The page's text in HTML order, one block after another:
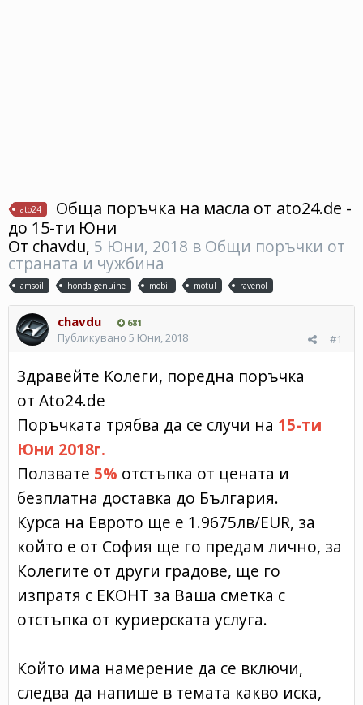
ato24
Обща поръчка на масла от ato24.de -
до 15-ти Юни
От chavdu, 5 Юни, 2018 в Общи поръчки от
страната и чужбина
amsoil honda genuine mobil motul ravenol
chavdu 681
#1
Публикувано 5 Юни, 2018
Здравейте Kолеги, поредна поръчка
от Ato24.de
Поръчката трябва да се случи на 15-ти
Юни 2018г.
Ползвате 5% отстъпка от цената и
безплатна доставка до България.
Курса на Еврото ще е 1.9675лв/EUR, за
който е от София ще го предам лично, за
Колегите от други градове, ще го
изпратя с ЕКОНТ за Ваша сметка с
отстъпка от куриерската услуга.
Който има намерение да се включи,
следва да напише в темата какво иска,